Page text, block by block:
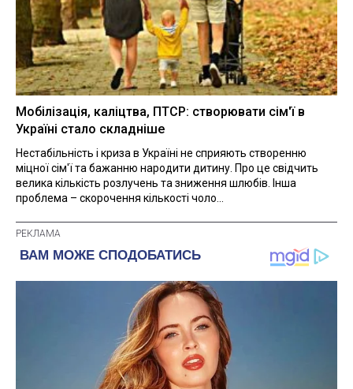
Мобілізація, каліцтва, ПТСР: створювати сім'ї в
Україні стало складніше
Нестабільність і криза в Україні не сприяють створенню
міцної сім'ї та бажанню народити дитину. Про це свідчить
велика кількість розлучень та зниження шлюбів. Інша
проблема – скорочення кількості чоло...